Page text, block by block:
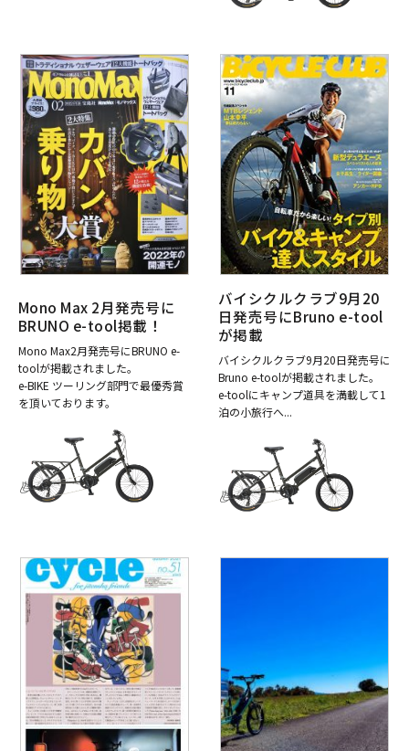
Mono Max 2月発売号に
BRUNO e-tool掲載！
Mono Max2月発売号にBRUNO e-
toolが掲載されました。
e-BIKE ツーリング部門で最優秀賞
を頂いております。
バイシクルクラブ9月20
日発売号にBruno e-tool
が掲載
バイシクルクラブ9月20日発売号に
Bruno e-toolが掲載されました。
e-toolにキャンプ道具を満載して1
泊の小旅行へ...